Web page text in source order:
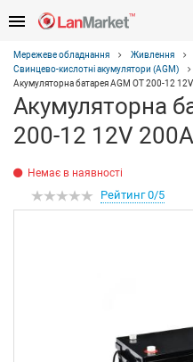
Мережеве обладнання Живлення
Свинцево-кислотні акумулятори (AGM)
Акумуляторна батарея AGM OT 200-12
Акумуляторна
200-12 12V
Немає в наявності
Рейтинг 0/5